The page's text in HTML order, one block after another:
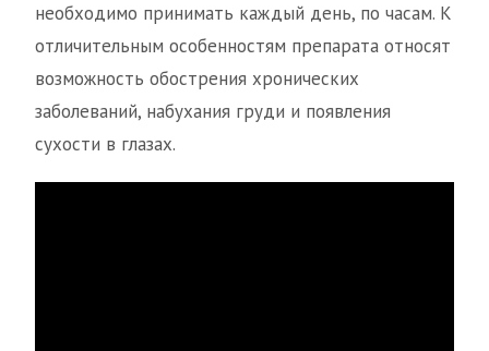
необходимо принимать каждый день, по часам. К
отличительным особенностям препарата относят
возможность обострения хронических
заболеваний, набухания груди и появления
сухости в глазах.